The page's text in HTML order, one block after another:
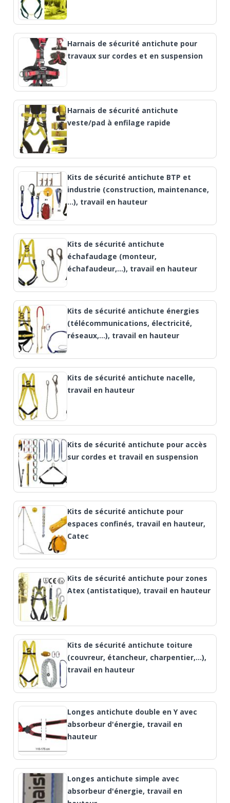
Harnais de sécurité antichute pour
travaux sur cordes et en suspension
Harnais de sécurité antichute
veste/pad à enfilage rapide
Kits de sécurité antichute BTP et
industrie (construction, maintenance,
…), travail en hauteur
Kits de sécurité antichute
échafaudage (monteur,
échafaudeur,...), travail en hauteur
Kits de sécurité antichute énergies
(télécommunications, électricité,
réseaux,…), travail en hauteur
Kits de sécurité antichute nacelle,
travail en hauteur
Kits de sécurité antichute pour accès
sur cordes et travail en suspension
Kits de sécurité antichute pour
espaces confinés, travail en hauteur,
Catec
Kits de sécurité antichute pour zones
Atex (antistatique), travail en hauteur
Kits de sécurité antichute toiture
(couvreur, étancheur, charpentier,…),
travail en hauteur
Longes antichute double en Y avec
absorbeur d'énergie, travail en
hauteur
Longes antichute simple avec
absorbeur d'énergie, travail en